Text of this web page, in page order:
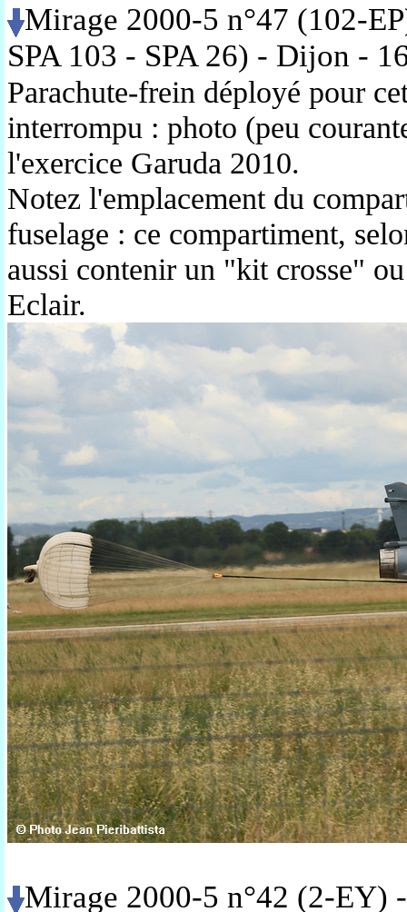
Mirage 2000-5 n°47 (102-
SPA 103 - SPA 26) - Dijon -
Parachute-frein déployé pour
interrompu : photo (peu
l'exercice Garuda 2010.
Notez l'emplacement du
fuselage : ce compartiment,
aussi contenir un "kit crosse"
Eclair.
Mirage 2000-5 n°42 (2-EY)